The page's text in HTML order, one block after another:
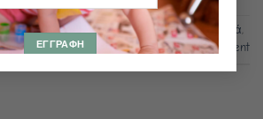
,Uncategorized | Taggedουσιαστικά,
Leave a comment